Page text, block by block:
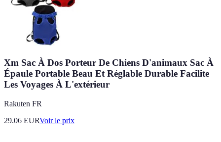
Xm Sac À Dos Porteur De Chiens D'animaux Sac À
Épaule Portable Beau Et Réglable Durable Facilite
Les Voyages À L'extérieur
Rakuten FR
29.06 EURVoir le prix